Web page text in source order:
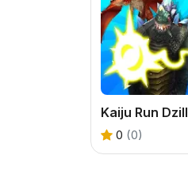
0 (0)